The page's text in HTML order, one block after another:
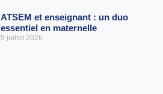
ATSEM et enseignant : un duo
essentiel en maternelle
9 juillet 2026